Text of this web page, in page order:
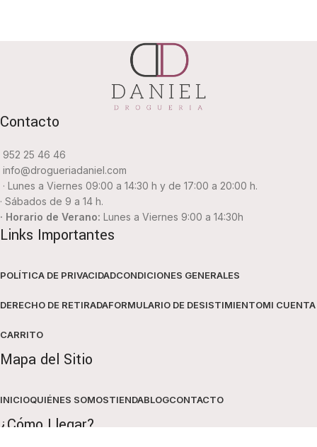
Contacto
952 25 46 46
info@drogueriadaniel.com
· Lunes a Viernes 09:00 a 14:30 h y de 17:00 a 20:00 h.
· Sábados de 9 a 14 h.
· Horario de Verano: Lunes a Viernes 9:00 a 14:30h
Links Importantes
POLÍTICA DE PRIVACIDADCONDICIONES GENERALES
DERECHO DE RETIRADAFORMULARIO DE DESISTIMIENTOMI CUENTA
CARRITO
Mapa del Sitio
INICIOQUIÉNES SOMOSTIENDABLOGCONTACTO
¿Cómo Llegar?